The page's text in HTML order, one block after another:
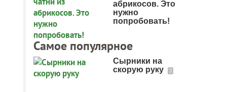
абрикосов. Это
нужно
попробовать!
Самое популярное
Сырники на
скорую руку
2